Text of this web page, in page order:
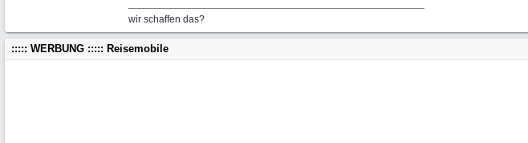
wir schaffen das?
::::: WERBUNG ::::: Reisemobile